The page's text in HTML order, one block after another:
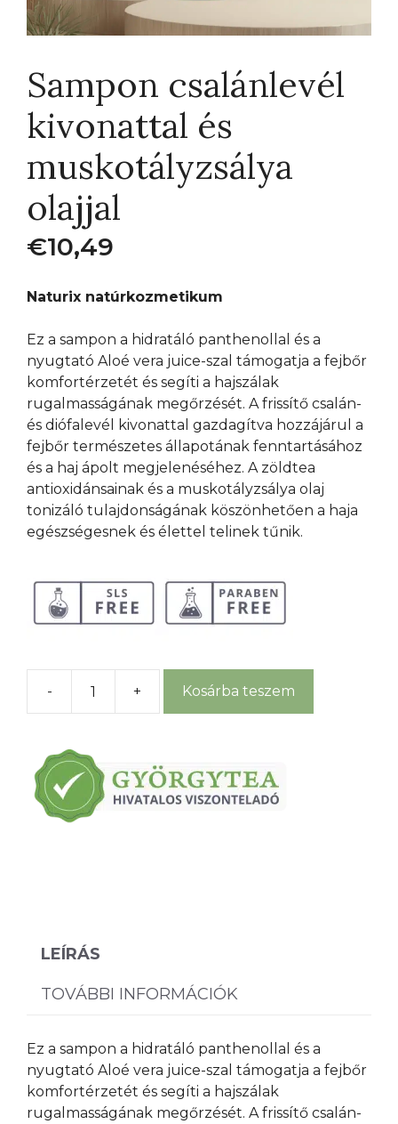
Sampon csalánlevél
kivonattal és
muskotályzsálya
olajjal
€10,49
Naturix natúrkozmetikum
Ez a sampon a hidratáló panthenollal és a
nyugtató Aloé vera juice-szal támogatja a fejbőr
komfortérzetét és segíti a hajszálak
rugalmasságának megőrzését. A frissítő csalán-
és diófalevél kivonattal gazdagítva hozzájárul a
fejbőr természetes állapotának fenntartásához
és a haj ápolt megjelenéséhez. A zöldtea
antioxidánsainak és a muskotályzsálya olaj
tonizáló tulajdonságának köszönhetően a haja
egészségesnek és élettel telinek tűnik.
-
Sampon
és
muskotályzsálya
olajjal
+ Kosárba teszem
LEÍRÁS
TOVÁBBI INFORMÁCIÓK
Ez a sampon a hidratáló panthenollal és a
nyugtató Aloé vera juice-szal támogatja a fejbőr
komfortérzetét és segíti a hajszálak
rugalmasságának megőrzését. A frissítő csalán-